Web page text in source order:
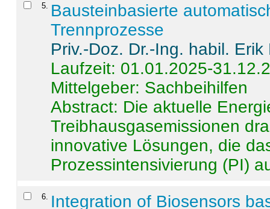
5
Bausteinbasierte
Trennprozesse
Priv.-Doz. Dr.-Ing. habil. Erik
Laufzeit: 01.01.2025-
Mittelgeber: Sachbeihilfen
Abstract: Die aktuelle
Treibhausgasemissionen
innovative Lösungen, die
Prozessintensivierung (PI)
6
Integration of Biosensors